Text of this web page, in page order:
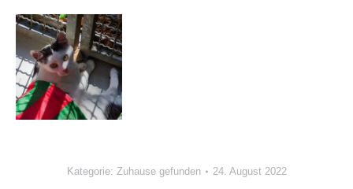
Kategorie: Zuhause gefunden 24. August 2022